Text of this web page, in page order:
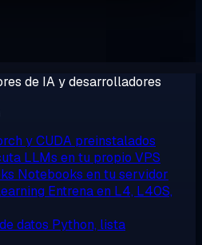
de IA y desarrolladores
y CUDA preinstalados
LLMs en tu propio VPS
Notebooks en tu servidor
Entrena en L4, L40S,
datos Python, lista